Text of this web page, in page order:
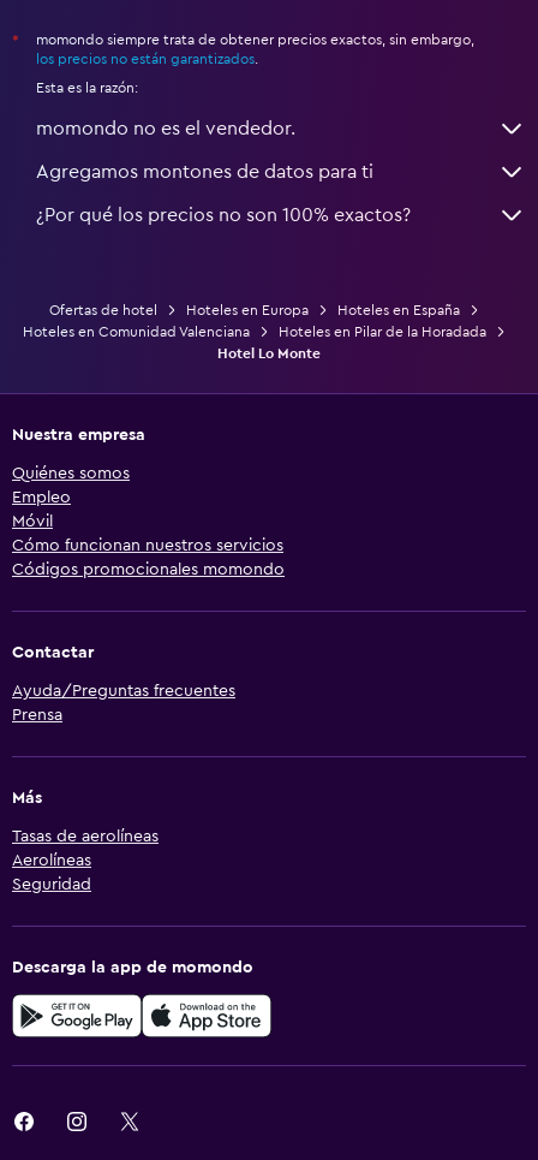
*
momondo siempre trata de obtener precios exactos, sin embargo,
los precios no están garantizados
Esta es la razón:
momondo no es el vendedor.
Agregamos montones de datos para ti
¿Por qué los precios no son 100% exactos?
Ofertas de hotel Hoteles en Europa
Hoteles en España
Hoteles en Comunidad Valenciana
Hoteles en Pilar de la Horadada
Hotel Lo Monte
Nuestra empresa
Quiénes somos
Empleo
Móvil
Cómo funcionan nuestros servicios
Códigos promocionales momondo
Contactar
Ayuda/Preguntas frecuentes
Prensa
Más
Tasas de aerolíneas
Aerolíneas
Seguridad
Descarga la app de momondo